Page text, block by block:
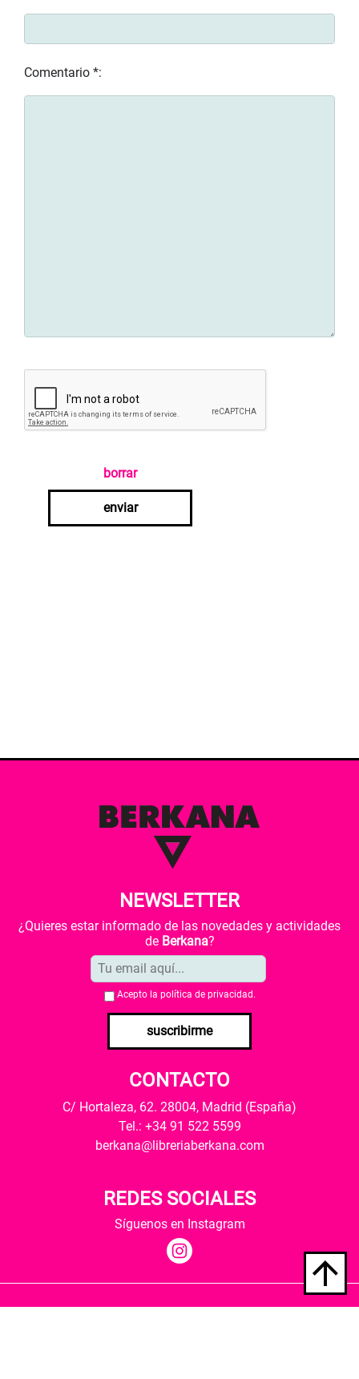
Comentario *:
borrar
enviar
NEWSLETTER
¿Quieres estar informado de las novedades y actividades
de Berkana?
Acepto la política de privacidad .
suscribirme
CONTACTO
C/ Hortaleza, 62. 28004, Madrid (España)
Tel.: +34 91 522 5599
berkana@libreriaberkana.com
REDES SOCIALES
Síguenos en Instagram